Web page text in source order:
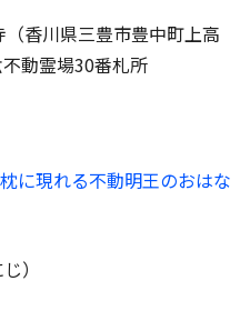
香川県三豊市豊中町上高
動霊場30番札所
に現れる不動明王のおはな
）